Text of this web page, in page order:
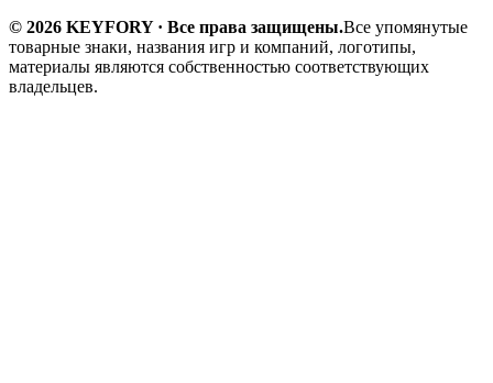
© 2026 KEYFORY · Все права защищены.Все упомянутые
товарные знаки, названия игр и компаний, логотипы,
материалы являются собственностью соответствующих
владельцев.